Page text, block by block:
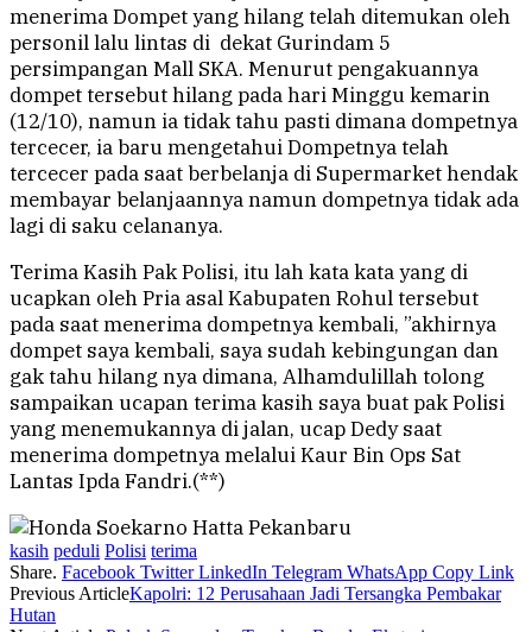
menerima Dompet yang hilang telah ditemukan oleh
personil lalu lintas di dekat Gurindam 5
persimpangan Mall SKA. Menurut pengakuannya
dompet tersebut hilang pada hari Minggu kemarin
(12/10), namun ia tidak tahu pasti dimana dompetnya
tercecer, ia baru mengetahui Dompetnya telah
tercecer pada saat berbelanja di Supermarket hendak
membayar belanjaannya namun dompetnya tidak ada
lagi di saku celananya.
Terima Kasih Pak Polisi, itu lah kata kata yang di
ucapkan oleh Pria asal Kabupaten Rohul tersebut
pada saat menerima dompetnya kembali, ”akhirnya
dompet saya kembali, saya sudah kebingungan dan
gak tahu hilang nya dimana, Alhamdulillah tolong
sampaikan ucapan terima kasih saya buat pak Polisi
yang menemukannya di jalan, ucap Dedy saat
menerima dompetnya melalui Kaur Bin Ops Sat
Lantas Ipda Fandri.(**)
kasih peduli Polisi terima
Share. Facebook Twitter LinkedIn Telegram WhatsApp Copy Link
Previous ArticleKapolri: 12 Perusahaan Jadi Tersangka Pembakar
Hutan